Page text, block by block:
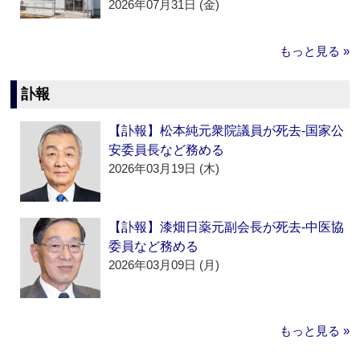
2026年07月31日 (金)
もっと見る »
訃報
【訃報】松本純元衆院議員が死去‐国家公
安委員長など務める
2026年03月19日 (木)
【訃報】漆畑日薬元副会長が死去‐中医協
委員など務める
2026年03月09日 (月)
もっと見る »